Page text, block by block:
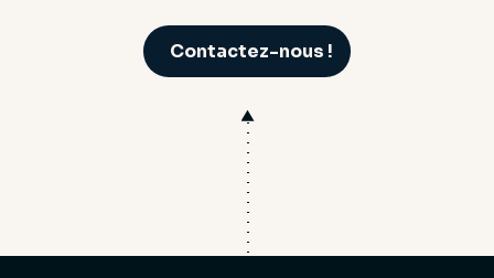
Contactez-nous !